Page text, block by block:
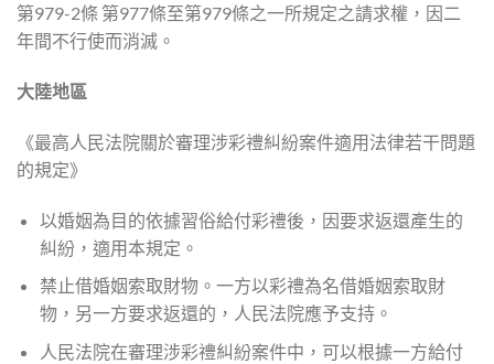
第979-2條 第977條至第979條之一所規定之請求權，因二
年間不行使而消滅。
大陸地區
《最高人民法院關於審理涉彩禮糾紛案件適用法律若干問題
的規定》
以婚姻為目的依據習俗給付彩禮後，因要求返還產生的
糾紛，適用本規定。
禁止借婚姻索取財物。一方以彩禮為名借婚姻索取財
物，另一方要求返還的，人民法院應予支持。
人民法院在審理涉彩禮糾紛案件中，可以根據一方給付